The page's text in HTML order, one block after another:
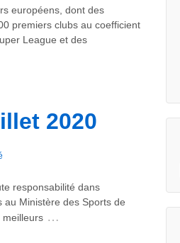
européens, dont des
premiers clubs au coefficient
League et des
2020
responsabilité dans
au Ministère des Sports de
meilleurs …